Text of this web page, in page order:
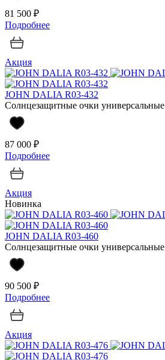
81 500 ₽
Подробнее
Акция
JOHN DALIA R03-432
Солнцезащитные очки универсальные
87 000 ₽
Подробнее
Акция
Новинка
JOHN DALIA R03-460
Солнцезащитные очки универсальные
90 500 ₽
Подробнее
Акция